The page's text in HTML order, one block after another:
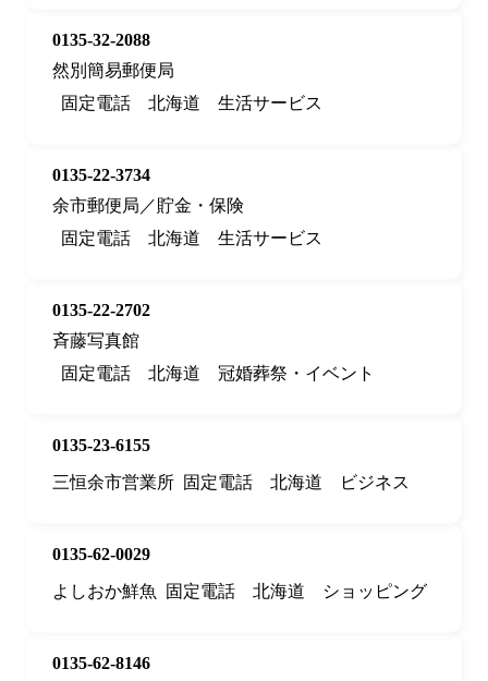
0135-32-2088
然別簡易郵便局
固定電話
北海道 生活サービス
0135-22-3734
余市郵便局／貯金・保険
固定電話
北海道 生活サービス
0135-22-2702
斉藤写真館
固定電話
北海道 冠婚葬祭・イベント
0135-23-6155
三恒余市営業所 固定電話 北海道 ビジネス
0135-62-0029
よしおか鮮魚
固定電話 北海道 ショッピング
0135-62-8146